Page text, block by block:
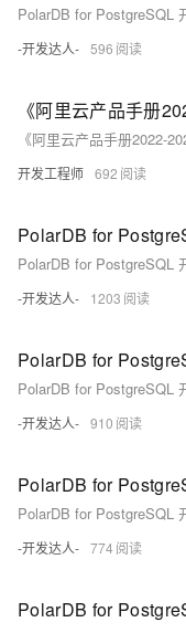
PolarDB for PostgreSQL
-开发达人- 596
《阿里云产品手册2022-
开发工程师 692
PolarDB for PostgreSQL
-开发达人- 1203
-开发达人- 910
-开发达人- 774